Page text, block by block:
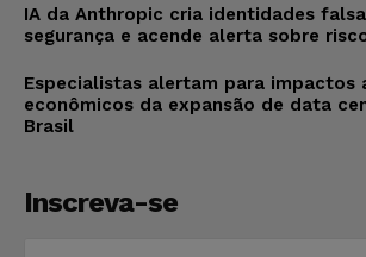
IA da Anthropic cria identidades
segurança e acende alerta sobre
Especialistas alertam para impactos
econômicos da expansão de data
Brasil
Inscreva-se